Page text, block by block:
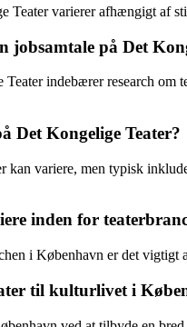
varierer afhængigt af
på Det
indebærer research
Det Kongelige Teater?
kan variere, men typisk
inden for
i København er det
til kulturlivet i